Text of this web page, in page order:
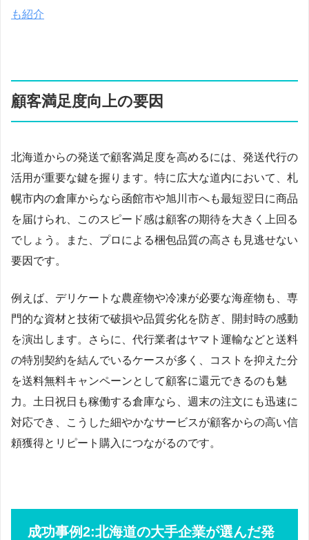
も紹介
顧客満足度向上の要因
北海道からの発送で顧客満足度を高めるには、発送代行の
活用が重要な鍵を握ります。特に広大な道内において、札
幌市内の倉庫からなら函館市や旭川市へも最短翌日に商品
を届けられ、このスピード感は顧客の期待を大きく上回る
でしょう。また、プロによる梱包品質の高さも見逃せない
要因です。
例えば、デリケートな農産物や冷凍が必要な海産物も、専
門的な資材と技術で破損や品質劣化を防ぎ、開封時の感動
を演出します。さらに、代行業者はヤマト運輸などと送料
の特別契約を結んでいるケースが多く、コストを抑えた分
を送料無料キャンペーンとして顧客に還元できるのも魅
力。土日祝日も稼働する倉庫なら、週末の注文にも迅速に
対応でき、こうした細やかなサービスが顧客からの高い信
頼獲得とリピート購入につながるのです。
成功事例2:北海道の大手企業が選んだ発